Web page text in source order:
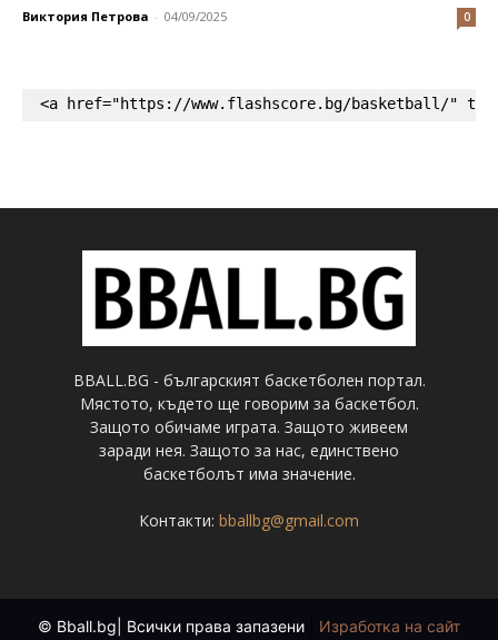
Виктория Петрова - 04/09/2025 0
<a href="https://www.flashscore.bg/basketball/"
BBALL.BG - българският баскетболен портал.
Мястото, където ще говорим за баскетбол.
Защото обичаме играта. Защото живеем
заради нея. Защото за нас, единствено
баскетболът има значение.
Контакти: bballbg@gmail.com
© Bball.bg| Всички права запазени Изработка на сайт